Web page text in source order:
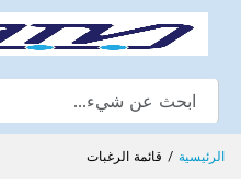
الرئيسية قائمة الرغبات